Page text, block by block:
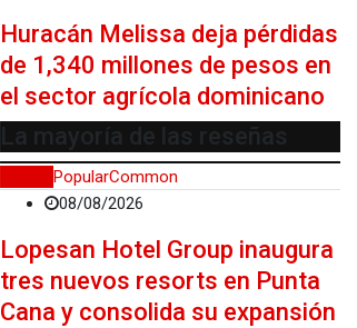
Huracán Melissa deja pérdidas
de 1,340 millones de pesos en
el sector agrícola dominicano
La mayoría de las reseñas
PopularCommon
08/08/2026
Lopesan Hotel Group inaugura
tres nuevos resorts en Punta
Cana y consolida su expansión